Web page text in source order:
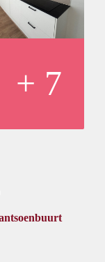
combinatie
een douche en
met een eigen
royale tuin.
we niet op
5 kandidaten
niet iedereen
+ 7